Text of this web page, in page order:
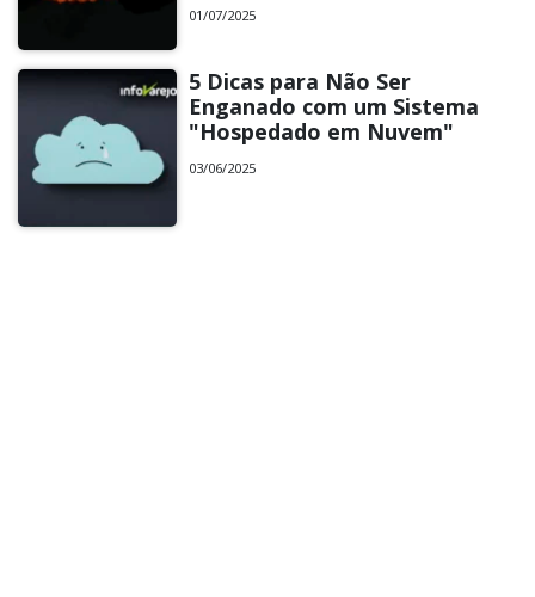
01/07/2025
5 Dicas para Não Ser
Enganado com um Sistema
"Hospedado em Nuvem"
03/06/2025